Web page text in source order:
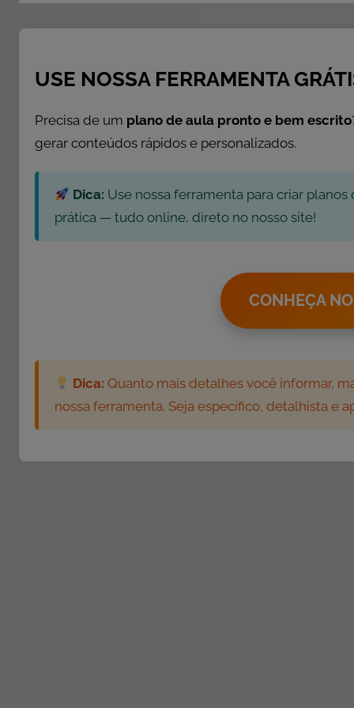
E
,
t
v
i
r
ã
USE NOSSA FERRAMENTA
Precisa de um plano de aula pronto e bem escrito
gerar conteúdos rápidos e personalizados.
Dica: Use nossa ferramenta para criar
prática — tudo online, direto no nosso site!
CONHEÇA
Dica: Quanto mais detalhes você informar,
nossa ferramenta. Seja específico, detalhista e